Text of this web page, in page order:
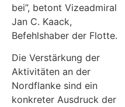
bei”, betont Vizeadmiral
Jan C. Kaack,
Befehlshaber der Flotte.
Die Verstärkung der
Aktivitäten an der
Nordflanke sind ein
konkreter Ausdruck der